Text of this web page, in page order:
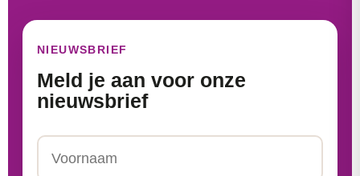
NIEUWSBRIEF
Meld je aan voor onze
nieuwsbrief